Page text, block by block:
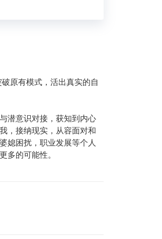
原有模式，活出真实的自
潜意识对接，获知到内心
，接纳现实，从容面对和
媳困扰，职业发展等个人
多的可能性。